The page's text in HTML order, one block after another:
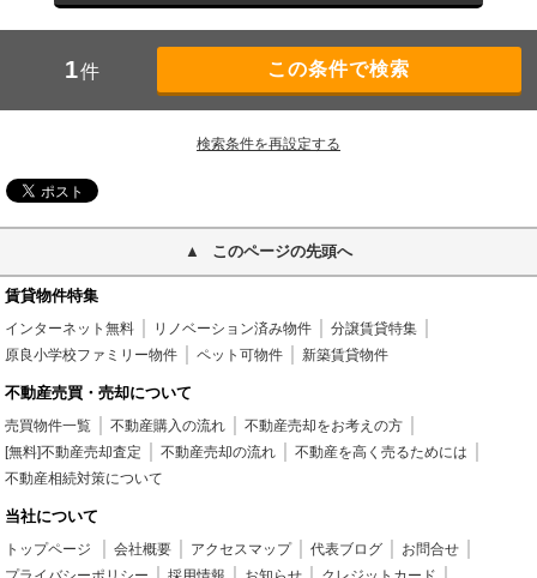
1件
検索条件を再設定する
このページの先頭へ
賃貸物件特集
インターネット無料 リノベーション済み物件
分譲賃貸特集
原良小学校ファミリー物件
ペット可物件 新築賃貸物件
不動産売買・売却について
売買物件一覧 不動産購入の流れ
不動産売却をお考えの方
[無料]不動産売却査定
不動産売却の流れ
不動産を高く売るためには
不動産相続対策について
当社について
トップページ 会社概要 アクセスマップ 代表ブログ
お問合せ